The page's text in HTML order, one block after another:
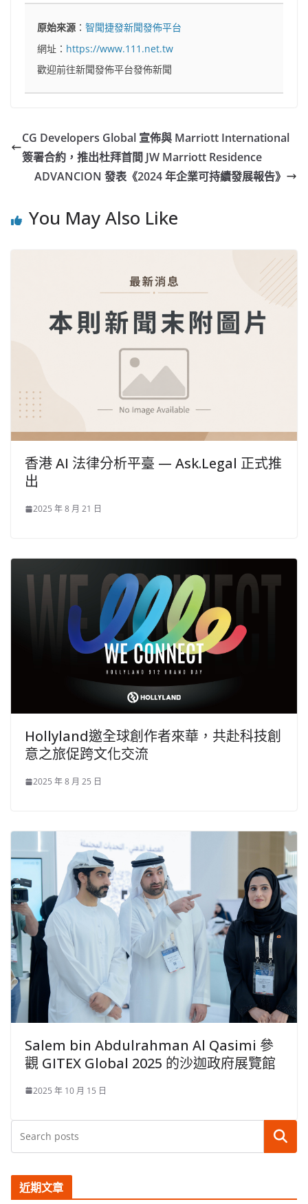
原始來源 ：智聞捷發新聞發佈平台
網址： https://www.111.net.tw
歡迎前往新聞發佈平台發佈新聞
CG Developers Global 宣佈與 Marriott International
簽署合約，推出杜拜首間 JW Marriott Residence
ADVANCION 發表《2024 年企業可持續發展報告》
You May Also Like
香港 AI 法律分析平臺 — Ask.Legal 正式推
出
2025 年 8 月 21 日
Hollyland邀全球創作者來華，共赴科技創
意之旅促跨文化交流
2025 年 8 月 25 日
Salem bin Abdulrahman Al Qasimi 參
觀 GITEX Global 2025 的沙迦政府展覽館
2025 年 10 月 15 日
搜尋
近期文章